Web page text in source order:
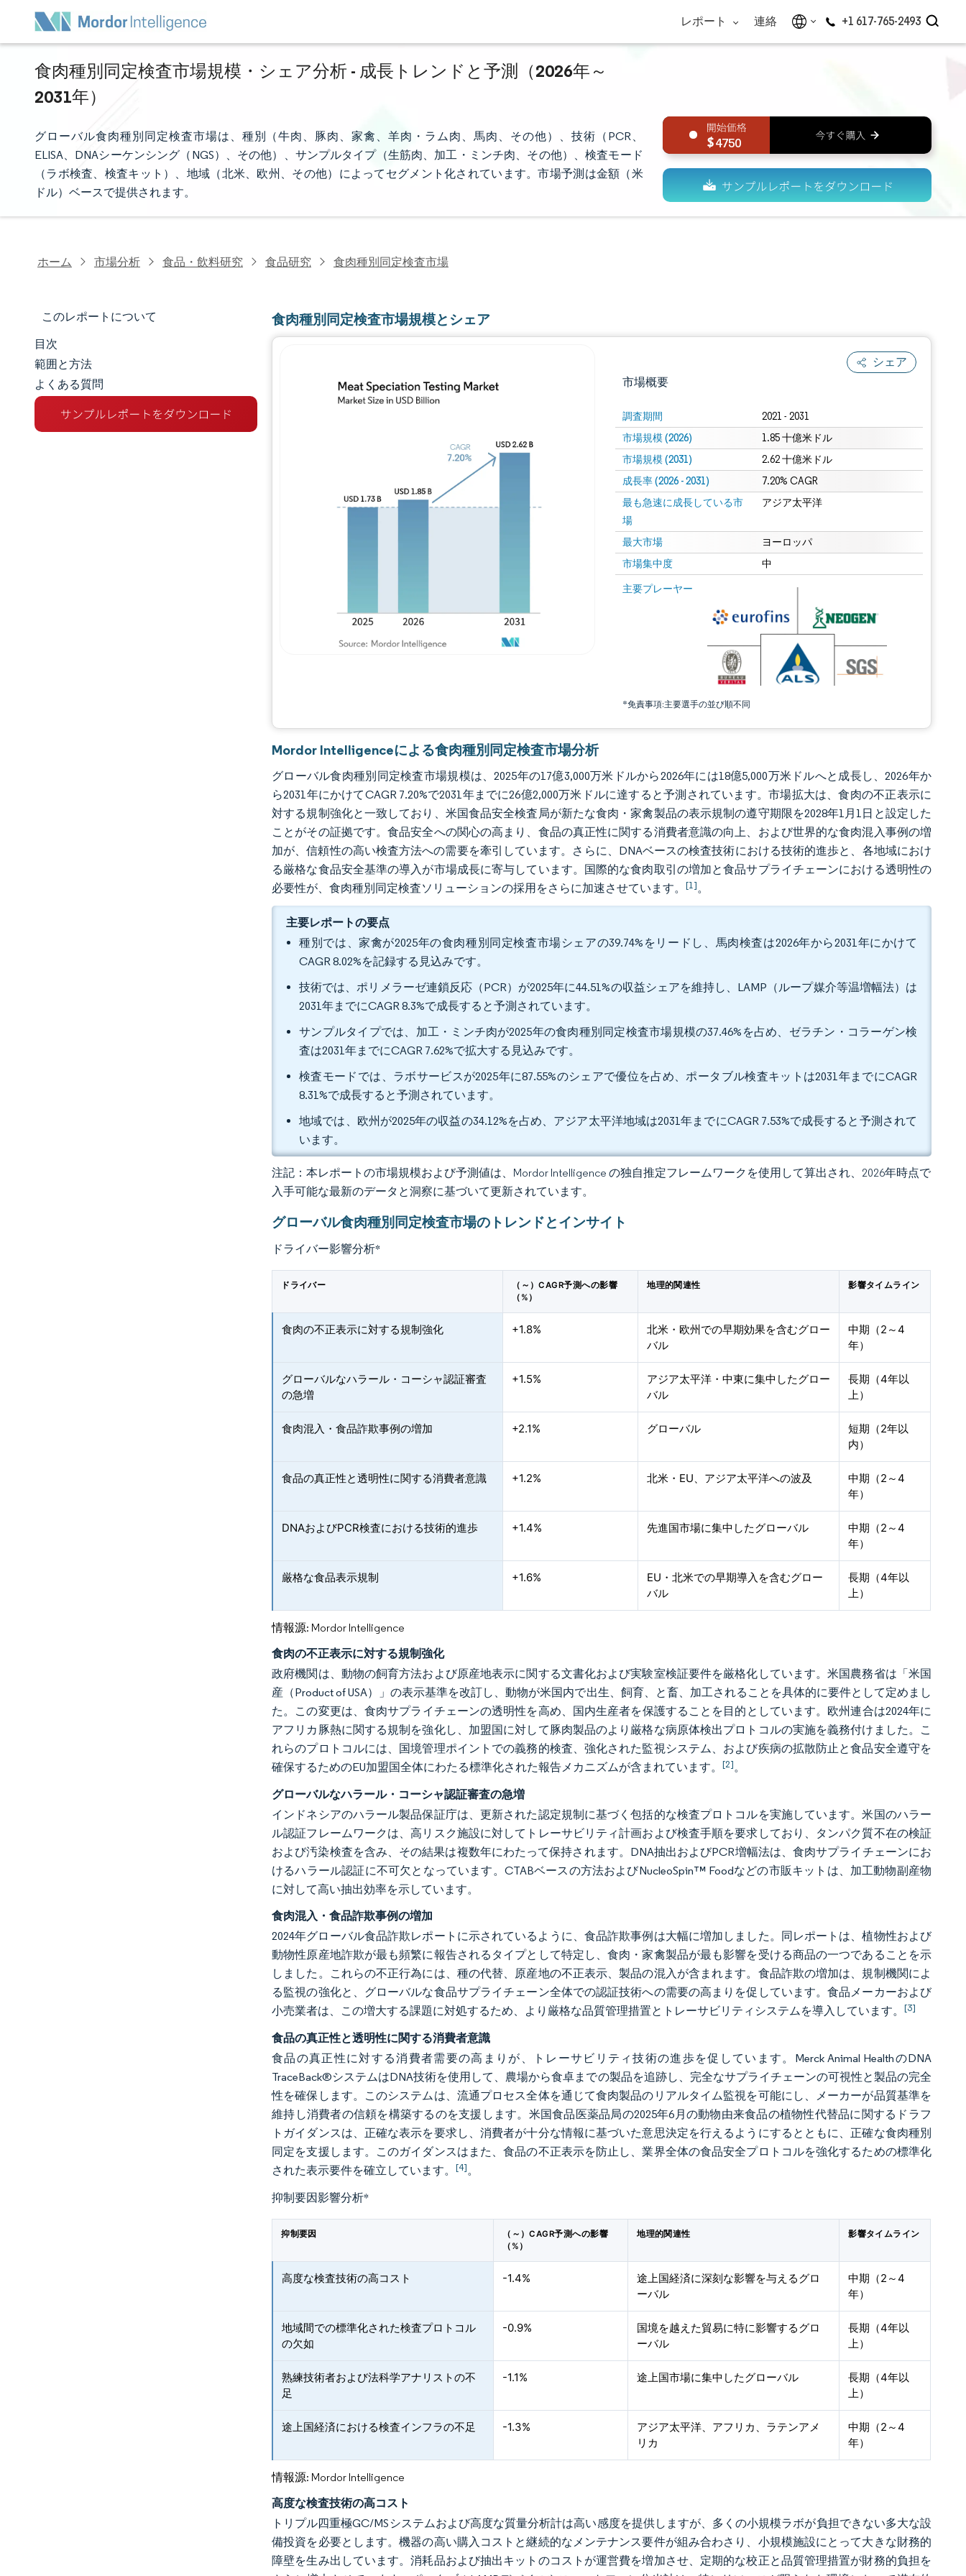
レポート 連絡 +1 617-765-2493
食肉種別同定検査市場規模・シェア分析 - 成長トレンドと予測（2026年～
2031年）
グローバル食肉種別同定検査市場は、種別（牛肉、豚肉、家禽、羊肉・ラム肉、馬肉、その他）、技術（PCR、
ELISA、DNAシーケンシング（NGS）、その他）、サンプルタイプ（生筋肉、加工・ミンチ肉、その他）、検査モード
（ラボ検査、検査キット）、地域（北米、欧州、その他）によってセグメント化されています。市場予測は金額（米
ドル）ベースで提供されます。
4750
ホーム 市場分析 食品・飲料研究 食品研究 食肉種別同定検査市場
このレポートについて
市場規模とシェア
市場分析
トレンドとインサイト
目次
範囲と方法
よくある質問
食肉種別同定検査市場規模とシェア
シェア
市場概要
調査期間 2021 - 2031
市場規模 (2026) 1.85 十億米ドル
市場規模 (2031) 2.62 十億米ドル
成長率 (2026 - 2031) 7.20% CAGR
最も急速に成長している市
場
アジア太平洋
最大市場 ヨーロッパ
市場集中度 中
主要プレーヤー
*免責事項:主要選手の並び順不同
画像 © Mordor Intelligence。再利用にはCC BY 4.0の表示が必要です。
画像 © Mordor Intelligence。再利用にはCC BY 4.0の表示が必要です。
Mordor Intelligenceによる食肉種別同定検査市場分析
グローバル食肉種別同定検査市場規模は、2025年の17億3,000万米ドルから2026年には18億5,000万米ドルへと成長し、2026年か
ら2031年にかけてCAGR 7.20%で2031年までに26億2,000万米ドルに達すると予測されています。市場拡大は、食肉の不正表示に
対する規制強化と一致しており、米国食品安全検査局が新たな食肉・家禽製品の表示規制の遵守期限を2028年1月1日と設定した
ことがその証拠です。食品安全への関心の高まり、食品の真正性に関する消費者意識の向上、および世界的な食肉混入事例の増
加が、信頼性の高い検査方法への需要を牽引しています。さらに、DNAベースの検査技術における技術的進歩と、各地域におけ
る厳格な食品安全基準の導入が市場成長に寄与しています。国際的な食肉取引の増加と食品サプライチェーンにおける透明性の
必要性が、食肉種別同定検査ソリューションの採用をさらに加速させています。[1]。
主要レポートの要点
種別では、家禽が2025年の食肉種別同定検査市場シェアの39.74%をリードし、馬肉検査は2026年から2031年にかけて
CAGR 8.02%を記録する見込みです。
技術では、ポリメラーゼ連鎖反応（PCR）が2025年に44.51%の収益シェアを維持し、LAMP（ループ媒介等温増幅法）は
2031年までにCAGR 8.3%で成長すると予測されています。
サンプルタイプでは、加工・ミンチ肉が2025年の食肉種別同定検査市場規模の37.46%を占め、ゼラチン・コラーゲン検
査は2031年までにCAGR 7.62%で拡大する見込みです。
検査モードでは、ラボサービスが2025年に87.55%のシェアで優位を占め、ポータブル検査キットは2031年までにCAGR
8.31%で成長すると予測されています。
地域では、欧州が2025年の収益の34.12%を占め、アジア太平洋地域は2031年までにCAGR 7.53%で成長すると予測されて
います。
注記：本レポートの市場規模および予測値は、Mordor Intelligence の独自推定フレームワークを使用して算出され、2026年時点で
入手可能な最新のデータと洞察に基づいて更新されています。
グローバル食肉種別同定検査市場のトレンドとインサイト
ドライバー影響分析*
ドライバー
（～）CAGR予測への影響
（%）
地理的関連性 影響タイムライン
食肉の不正表示に対する規制強化 +1.8%
北米・欧州での早期効果を含むグロー
バル
中期（2～4
年）
グローバルなハラール・コーシャ認証審査
の急増
+1.5%
アジア太平洋・中東に集中したグロー
バル
長期（4年以
上）
食肉混入・食品詐欺事例の増加 +2.1% グローバル
短期（2年以
内）
食品の真正性と透明性に関する消費者意識 +1.2% 北米・EU、アジア太平洋への波及
中期（2～4
年）
DNAおよびPCR検査における技術的進歩 +1.4% 先進国市場に集中したグローバル
中期（2～4
年）
厳格な食品表示規制 +1.6%
EU・北米での早期導入を含むグロー
バル
長期（4年以
上）
情報源: Mordor Intelligence
食肉の不正表示に対する規制強化
政府機関は、動物の飼育方法および原産地表示に関する文書化および実験室検証要件を厳格化しています。米国農務省は「米国
産（Product of USA）」の表示基準を改訂し、動物が米国内で出生、飼育、と畜、加工されることを具体的に要件として定めまし
た。この変更は、食肉サプライチェーンの透明性を高め、国内生産者を保護することを目的としています。欧州連合は2024年に
アフリカ豚熱に関する規制を強化し、加盟国に対して豚肉製品のより厳格な病原体検出プロトコルの実施を義務付けました。こ
れらのプロトコルには、国境管理ポイントでの義務的検査、強化された監視システム、および疾病の拡散防止と食品安全遵守を
確保するためのEU加盟国全体にわたる標準化された報告メカニズムが含まれています。[2]。
グローバルなハラール・コーシャ認証審査の急増
インドネシアのハラール製品保証庁は、更新された認定規制に基づく包括的な検査プロトコルを実施しています。米国のハラー
ル認証フレームワークは、高リスク施設に対してトレーサビリティ計画および検査手順を要求しており、タンパク質不在の検証
および汚染検査を含み、その結果は複数年にわたって保持されます。DNA抽出およびPCR増幅法は、食肉サプライチェーンにお
けるハラール認証に不可欠となっています。CTABベースの方法およびNucleoSpin™ Foodなどの市販キットは、加工動物副産物
に対して高い抽出効率を示しています。
食肉混入・食品詐欺事例の増加
2024年グローバル食品詐欺レポートに示されているように、食品詐欺事例は大幅に増加しました。同レポートは、植物性および
動物性原産地詐欺が最も頻繁に報告されるタイプとして特定し、食肉・家禽製品が最も影響を受ける商品の一つであることを示
しました。これらの不正行為には、種の代替、原産地の不正表示、製品の混入が含まれます。食品詐欺の増加は、規制機関によ
る監視の強化と、グローバルな食品サプライチェーン全体での認証技術への需要の高まりを促しています。食品メーカーおよび
小売業者は、この増大する課題に対処するため、より厳格な品質管理措置とトレーサビリティシステムを導入しています。[3]
食品の真正性と透明性に関する消費者意識
食品の真正性に対する消費者需要の高まりが、トレーサビリティ技術の進歩を促しています。Merck Animal HealthのDNA
TraceBack®システムはDNA技術を使用して、農場から食卓までの製品を追跡し、完全なサプライチェーンの可視性と製品の完全
性を確保します。このシステムは、流通プロセス全体を通じて食肉製品のリアルタイム監視を可能にし、メーカーが品質基準を
維持し消費者の信頼を構築するのを支援します。米国食品医薬品局の2025年6月の動物由来食品の植物性代替品に関するドラフ
トガイダンスは、正確な表示を要求し、消費者が十分な情報に基づいた意思決定を行えるようにするとともに、正確な食肉種別
同定を支援します。このガイダンスはまた、食品の不正表示を防止し、業界全体の食品安全プロトコルを強化するための標準化
された表示要件を確立しています。[4]。
抑制要因影響分析*
抑制要因
（～）CAGR予測への影響
（%）
地理的関連性 影響タイムライン
高度な検査技術の高コスト -1.4%
途上国経済に深刻な影響を与えるグロ
ーバル
中期（2～4
年）
地域間での標準化された検査プロトコル
の欠如
-0.9%
国境を越えた貿易に特に影響するグロ
ーバル
長期（4年以
上）
熟練技術者および法科学アナリストの不
足
-1.1% 途上国市場に集中したグローバル
長期（4年以
上）
途上国経済における検査インフラの不足 -1.3%
アジア太平洋、アフリカ、ラテンアメ
リカ
中期（2～4
年）
情報源: Mordor Intelligence
高度な検査技術の高コスト
トリプル四重極GC/MSシステムおよび高度な質量分析計は高い感度を提供しますが、多くの小規模ラボが負担できない多大な設
備投資を必要とします。機器の高い購入コストと継続的なメンテナンス要件が組み合わさり、小規模施設にとって大きな財務的
障壁を生み出しています。消耗品および抽出キットのコストが運営費を増加させ、定期的な校正と品質管理措置が財務的負担を